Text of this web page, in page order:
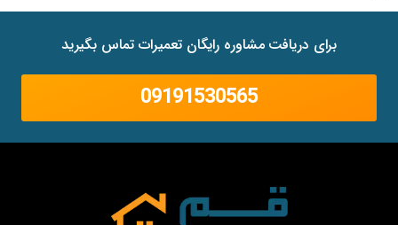
برای دریافت مشاوره رایگان تعمیرات تماس بگیرید
09191530565